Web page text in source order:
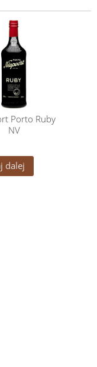
Porto Ruby
NV
dalej